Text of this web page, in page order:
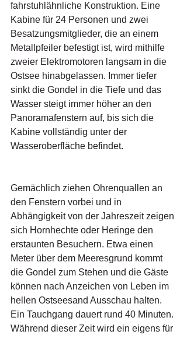
fahrstuhlähnliche Konstruktion. Eine
Kabine für 24 Personen und zwei
Besatzungsmitglieder, die an einem
Metallpfeiler befestigt ist, wird mithilfe
zweier Elektromotoren langsam in die
Ostsee hinabgelassen. Immer tiefer
sinkt die Gondel in die Tiefe und das
Wasser steigt immer höher an den
Panoramafenstern auf, bis sich die
Kabine vollständig unter der
Wasseroberfläche befindet.
Gemächlich ziehen Ohrenquallen an
den Fenstern vorbei und in
Abhängigkeit von der Jahreszeit zeigen
sich Hornhechte oder Heringe den
erstaunten Besuchern. Etwa einen
Meter über dem Meeresgrund kommt
die Gondel zum Stehen und die Gäste
können nach Anzeichen von Leben im
hellen Ostseesand Ausschau halten.
Ein Tauchgang dauert rund 40 Minuten.
Während dieser Zeit wird ein eigens für